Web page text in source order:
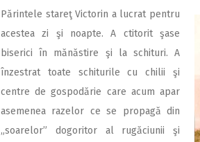
Părintele stareţ Victorin a lucrat pentru
acestea zi şi noapte. A ctitorit şase
biserici în mănăstire şi la schituri. A
înzestrat toate schiturile cu chilii şi
centre de gospodărie care acum apar
asemenea razelor ce se propagă din
„soarelor” dogoritor al rugăciunii şi